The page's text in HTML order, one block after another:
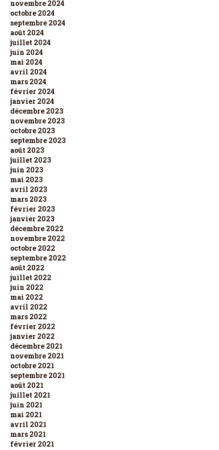
novembre 2024
octobre 2024
septembre 2024
août 2024
juillet 2024
juin 2024
mai 2024
avril 2024
mars 2024
février 2024
janvier 2024
décembre 2023
novembre 2023
octobre 2023
septembre 2023
août 2023
juillet 2023
juin 2023
mai 2023
avril 2023
mars 2023
février 2023
janvier 2023
décembre 2022
novembre 2022
octobre 2022
septembre 2022
août 2022
juillet 2022
juin 2022
mai 2022
avril 2022
mars 2022
février 2022
janvier 2022
décembre 2021
novembre 2021
octobre 2021
septembre 2021
août 2021
juillet 2021
juin 2021
mai 2021
avril 2021
mars 2021
février 2021